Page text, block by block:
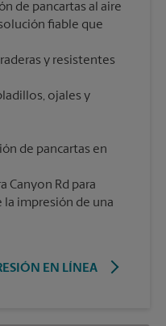
de pancartas al aire
fiable que
y resistentes
ojales y
de pancartas en
Canyon Rd para
la impresión de una
EN LÍNEA